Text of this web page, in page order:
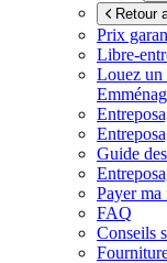
Retour
Prix
Libre-
Louez un
Guide
Payer ma
FAQ
Conseils